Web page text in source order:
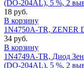
(DO-204AL), 5 %, 2
18 руб.
В корзину
1N4750A-TR, ZENER
34 руб.
В корзину
1N4749A-TR, Диод
(DO-204AL), 5 %, 2